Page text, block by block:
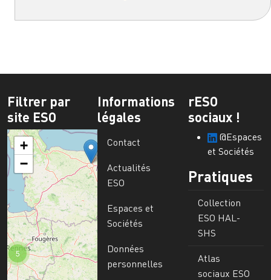
Filtrer par
site ESO
5
+
−
Informations
légales
Contact
Actualités
ESO
Espaces et
Sociétés
Données
personnelles
rESO
sociaux !
@Espaces
et Sociétés
Pratiques
Collection
ESO HAL-
SHS
Atlas
sociaux ESO